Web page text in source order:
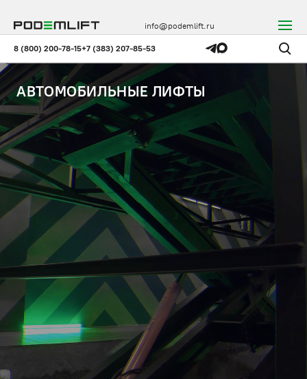
8 (800) 200-78-15+7 (383) 207-85-53
info@podemlift.ru
АВТОМОБИЛЬНЫЕ ЛИФТЫ